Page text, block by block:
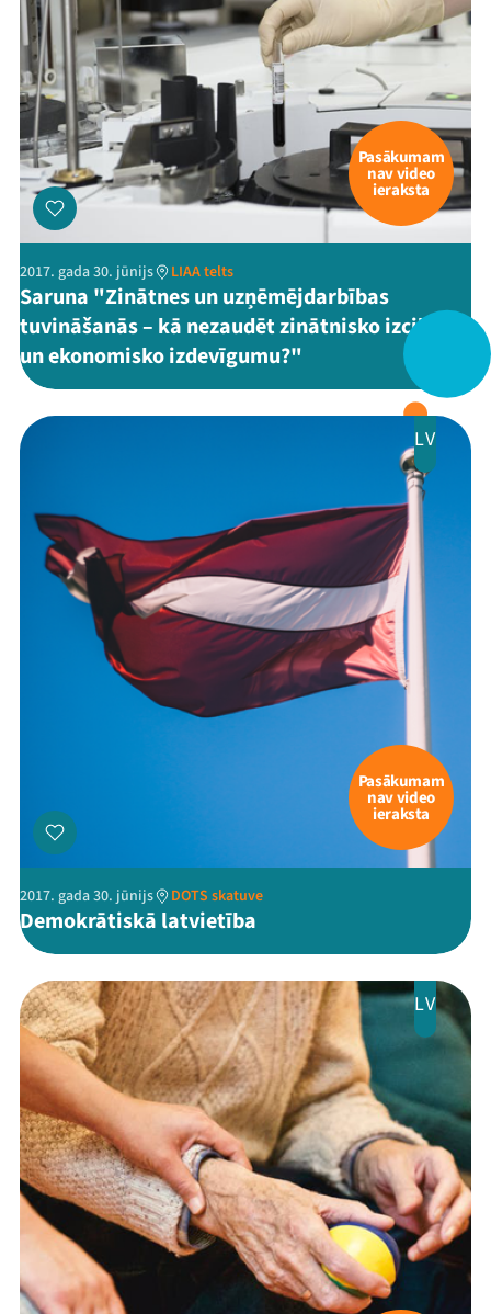
Mana programma
Festivāls
Programma
Pasākumam
nav video
ieraksta
2017. gada 30. jūnijs LIAA telts
Saruna "Zinātnes un uzņēmējdarbības
tuvināšanās – kā nezaudēt zinātnisko izcilību
un ekonomisko izdevīgumu?"
LV
Pasākumam
nav video
ieraksta
2017. gada 30. jūnijs DOTS skatuve
Demokrātiskā latvietība
LV